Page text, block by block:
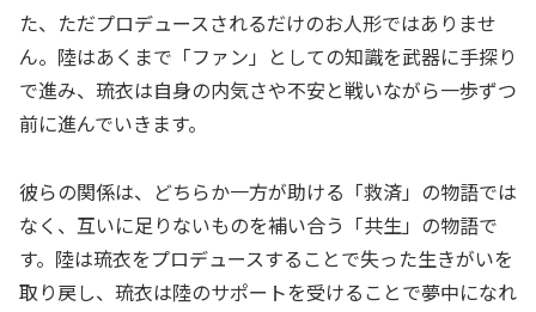
た、ただプロデュースされるだけのお人形ではありませ
ん。陸はあくまで「ファン」としての知識を武器に手探り
で進み、琉衣は自身の内気さや不安と戦いながら一歩ずつ
前に進んでいきます。
彼らの関係は、どちらか一方が助ける「救済」の物語では
なく、互いに足りないものを補い合う「共生」の物語で
す。陸は琉衣をプロデュースすることで失った生きがいを
取り戻し、琉衣は陸のサポートを受けることで夢中になれ